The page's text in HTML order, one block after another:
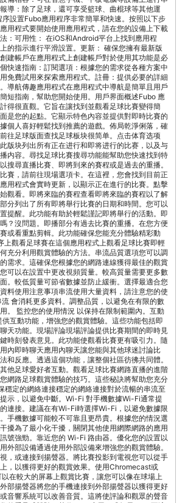
導：除了足球，還可享受籃球、曲棍球等其他運
設置Fubo應用程序非常簡單和快速。按照以下步
用程式要開始使用應用程式，請在您的設備上下載
：可用性： 在iOS和Android平台上找到應用程
的指示進行平滑設置。更新： 確保您擁有最新版
建帳戶在應用程式上創建帳戶對於使用其功能是必
快速指南：訂閱選項：根據您的需求從各種方案中
免費試用來探索應用程式。註冊：提供必要的詳細
導航傳趣應用程式在應用程式中導航是簡單且用戶
短指南，幫助您開始使用。用戶界面概述Fubo 應
得很直觀。它旨在讓找到並觀看足球比賽變得簡
是您的起點。它顯示特色內容並提供對即時比賽的
個人喜好輕鬆找到推薦的遊戲。佈局乾淨俐落，確
往足球版面查找足球板块很简单。点击体育选项
版块列出所有正在进行和即将进行的比赛，以及与
内容。尋找足球比賽搜尋功能能幫助您快速找到特
搜尋直播比賽、即將到來的賽程或是過去的重播。
賽，請前往現場選項卡。在這裡，您會找到目前正
用程式會實時更新，以顯示正在進行的比賽。點擊
觀看。即將來臨的賽程查看即將來臨的賽程以了解
分列出了所有即將舉行比賽的日期和時間。您可以
提醒。此功能有助於輕鬆謹記即將舉行的活動。即
？沒問題。即播部分有過去比賽的重播。在您方便
或看重點剪輯。此功能確保您能充分體驗精彩動
上觀看足球賽在這個應用程式上觀看足球比賽即輕
充分利用觀賞體驗的方法。串流品質選項您可以調
需求。這確保您根據您的網路連線獲得最佳的觀賞
可以在設置中更改視頻質量。較高質量需要更多數
。較低質量可節省數據並防止緩衝。選擇最適合您
料使用注意事項串流使用大量資料，請注意您的使
會消耗更多資料。調整品質，以避免在有限的數
。 監控您的使用情況 以保持在限制範圍內。互動
互動功能，增強您的觀賞體驗。這些功能包括即
天功能。現場評論現場評論提供比賽期間的即時見
時刻發表意見。此功能使觀看比賽更有吸引力。隨
內即時聊天應用內聊天讓您能與其他球迷討論比
和反應。透過這個功能，讓整個社區彷彿共同體。
他足球愛好者互動。觀看足球比賽網路直播的進階
網路足球觀賞體驗的技巧。這些秘訣將幫助您充分
穩定的網絡連接穩定的網絡連接對於流暢的串流至
示，以避免中斷。Wi-Fi 對手機數據Wi-Fi通常提
連接。建議在有Wi-Fi時選擇Wi-Fi，以避免數據限
手機數據可能較不可靠且更昂貴。根據您的情況選
擾為了最小化干擾，關閉其他使用網際網路的應用
號強勁。靠近您的 Wi-Fi 路由器。優化您的設置以
外部設備通過使用外部設備來增強您的觀賞體驗。
，或連接到揚聲器。將比賽投影到電視您可以從手
，以獲得更好的觀賞效果。使用Chromecast或
在較大的屏幕上觀賞比賽，讓您可以像在球場上
部揚聲器將您的手機連接到外部揚聲器以獲得更好
音響系統可以改善音質。這將使評論和觀眾的聲音